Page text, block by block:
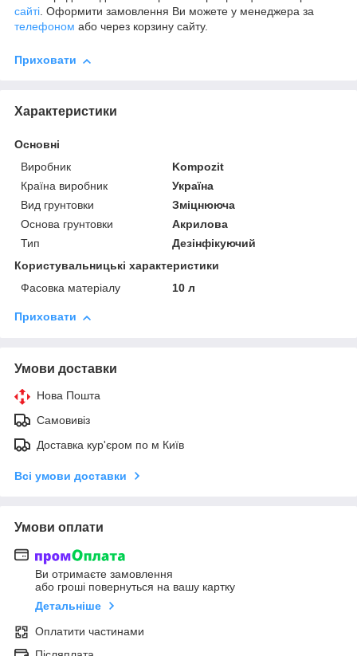
сайті. Оформити замовлення Ви можете у менеджера за
телефоном або через корзину сайту.
Приховати
Характеристики
Основні
Виробник
Kompozit
Країна виробник
Україна
Вид грунтовки
Зміцнююча
Основа грунтовки
Акрилова
Тип
Дезінфікуючий
Користувальницькі характеристики
Фасовка матеріалу
10 л
Приховати
Умови доставки
Нова Пошта
Самовивіз
Доставка кур'єром по м Київ
Всі умови доставки
Умови оплати
Ви отримаєте замовлення
або гроші повернуться на вашу картку
Детальніше
Оплатити частинами